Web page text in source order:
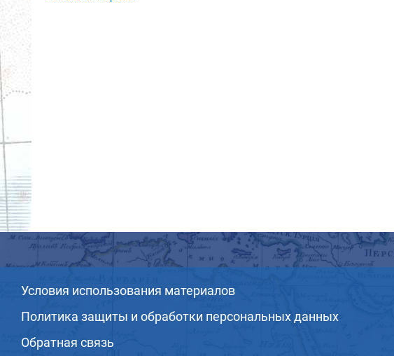
Условия использования материалов
Политика защиты и обработки персональных данных
Обратная связь